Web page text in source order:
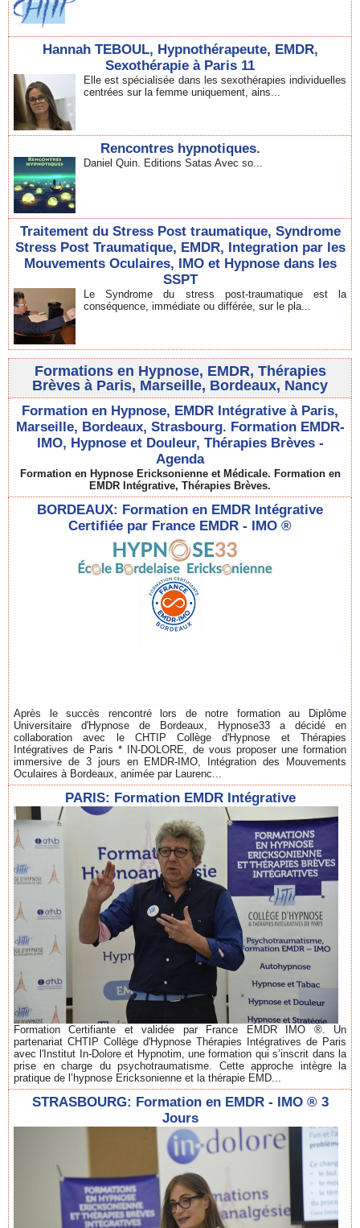
Hannah TEBOUL, Hypnothérapeute, EMDR,
Sexothérapie à Paris 11
Elle est spécialisée dans les sexothérapies individuelles
centrées sur la femme uniquement, ains...
Rencontres hypnotiques.
Daniel Quin. Editions Satas Avec so...
Traitement du Stress Post traumatique, Syndrome
Stress Post Traumatique, EMDR, Integration par les
Mouvements Oculaires, IMO et Hypnose dans les
SSPT
Le Syndrome du stress post-traumatique est la
conséquence, immédiate ou différée, sur le pla...
Formations en Hypnose, EMDR, Thérapies
Brèves à Paris, Marseille, Bordeaux, Nancy
Formation en Hypnose, EMDR Intégrative à Paris,
Marseille, Bordeaux, Strasbourg. Formation EMDR-
IMO, Hypnose et Douleur, Thérapies Brèves -
Agenda
Formation en Hypnose Ericksonienne et Médicale. Formation en
EMDR Intégrative, Thérapies Brèves.
BORDEAUX: Formation en EMDR Intégrative
Certifiée par France EMDR - IMO ®
Après le succès rencontré lors de notre formation au Diplôme
Universitaire d'Hypnose de Bordeaux, Hypnose33 a décidé en
collaboration avec le CHTIP Collège d'Hypnose et Thérapies
Intégratives de Paris * IN-DOLORE, de vous proposer une formation
immersive de 3 jours en EMDR-IMO, Intégration des Mouvements
Oculaires à Bordeaux, animée par Laurenc...
PARIS: Formation EMDR Intégrative
Formation Certifiante et validée par France EMDR IMO ®. Un
partenariat CHTIP Collège d'Hypnose Thérapies Intégratives de Paris
avec l'Institut In-Dolore et Hypnotim, une formation qui s’inscrit dans la
prise en charge du psychotraumatisme. Cette approche intègre la
pratique de l’hypnose Ericksonienne et la thérapie EMD...
STRASBOURG: Formation en EMDR - IMO ® 3
Jours